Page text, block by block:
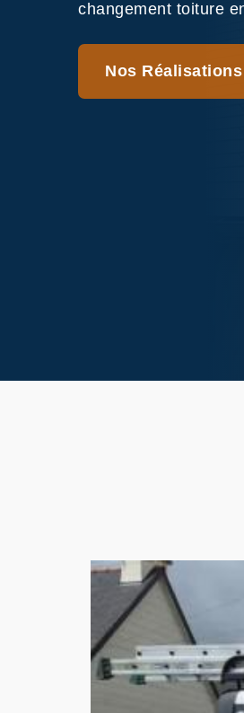
changement toiture
Nos Réalisations